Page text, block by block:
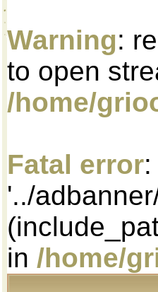
Warning:
to open
/home/
Fatal error
'../
in /home/